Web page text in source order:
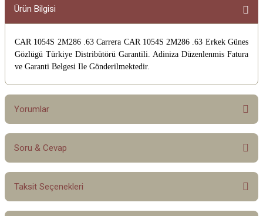
Ürün Bilgisi
CAR 1054S 2M286 .63 Carrera CAR 1054S 2M286 .63 Erkek Günes
Gözlügü Türkiye Distribütörü Garantili. Adiniza Düzenlenmis Fatura
ve Garanti Belgesi Ile Gönderilmektedir.
Yorumlar
Bu ürüne ilk yorumu siz yapın!
Soru & Cevap
Ürün hakkında henüz soru sorulmamış.
Taksit Seçenekleri